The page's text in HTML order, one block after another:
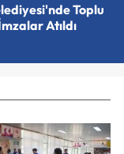
Toplu
Atıldı